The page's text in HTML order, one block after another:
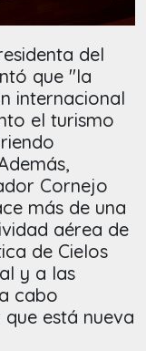
del
que "la
internacional
el turismo
Cornejo
más de una
aérea de
de Cielos
y a las
cabo
está nueva